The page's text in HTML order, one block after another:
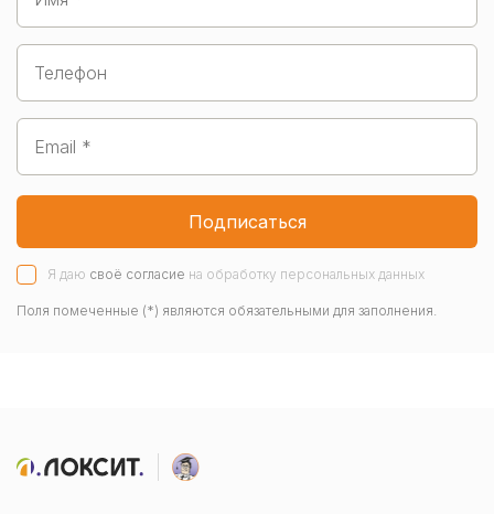
Подписаться
Я даю своё согласие на обработку персональных данных
Поля помеченные (*) являются обязательными для заполнения.